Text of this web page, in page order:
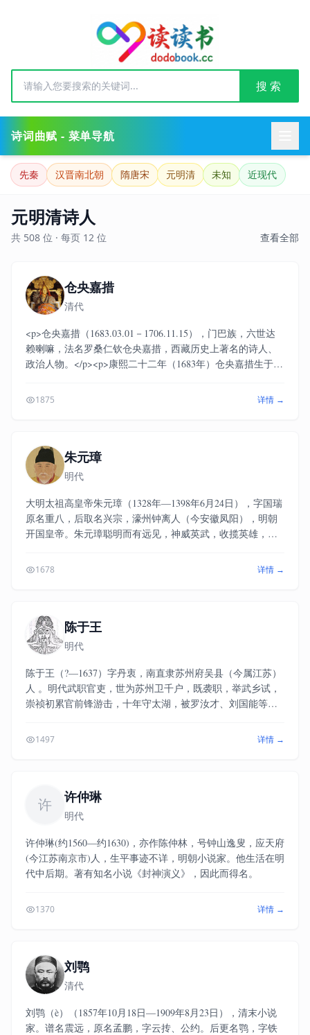
搜 索
诗词曲赋 - 菜单导航
先秦 汉晋南北朝 隋唐宋 元明清 未知 近现代
元明清诗人
共 508 位 · 每页 12 位 查看全部
仓央嘉措
清代
<p>仓央嘉措（1683.03.01－1706.11.15），门巴族，六世达
赖喇嘛，法名罗桑仁钦仓央嘉措，西藏历史上著名的诗人、
政治人物。</p><p>康熙二十二年（1683年）仓央嘉措生于西
亲扎西丹增，母亲次旺拉姆。家中世代信奉宁玛派佛教。康
在康熙四十五年（1706年）的押解途中圆寂。</p><p>仓央嘉
措是西藏最具代表的民歌诗人，写了很多细腻真挚的诗歌，
其中最为经典的是拉萨藏文木刻版《仓央嘉措情歌》</p>
1875 详情 →
朱元璋
明代
大明太祖高皇帝朱元璋（1328年—1398年6月24日），字国瑞
原名重八，后取名兴宗，濠州钟离人（今安徽凤阳），明朝
开国皇帝。朱元璋聪明而有远见，神威英武，收揽英雄，平
崇教化，制定的各种法规都很相宜，前所未有。但他性格严
1678 详情 →
陈于王
明代
陈于王（?—1637）字丹衷，南直隶苏州府吴县（今属江苏）
人 。明代武职官吏，世为苏州卫千户，既袭职，举武乡试，
崇祯初累官前锋游击，十年守太湖，被罗汝才、刘国能等农
1497 详情 →
许 许仲琳
明代
许仲琳(约1560—约1630)，亦作陈仲林，号钟山逸叟，应天府
(今江苏南京市)人，生平事迹不详，明朝小说家。他生活在明
代中后期。著有知名小说《封神演义》，因此而得名。
1370 详情 →
刘鹗
清代
刘鹗（è）（1857年10月18日—1909年8月23日），清末小说
家。谱名震远，原名孟鹏，字云抟、公约。后更名鹗，字铁